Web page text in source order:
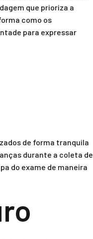
que prioriza a
como os
para expressar
de forma tranquila
durante a coleta de
do exame de maneira